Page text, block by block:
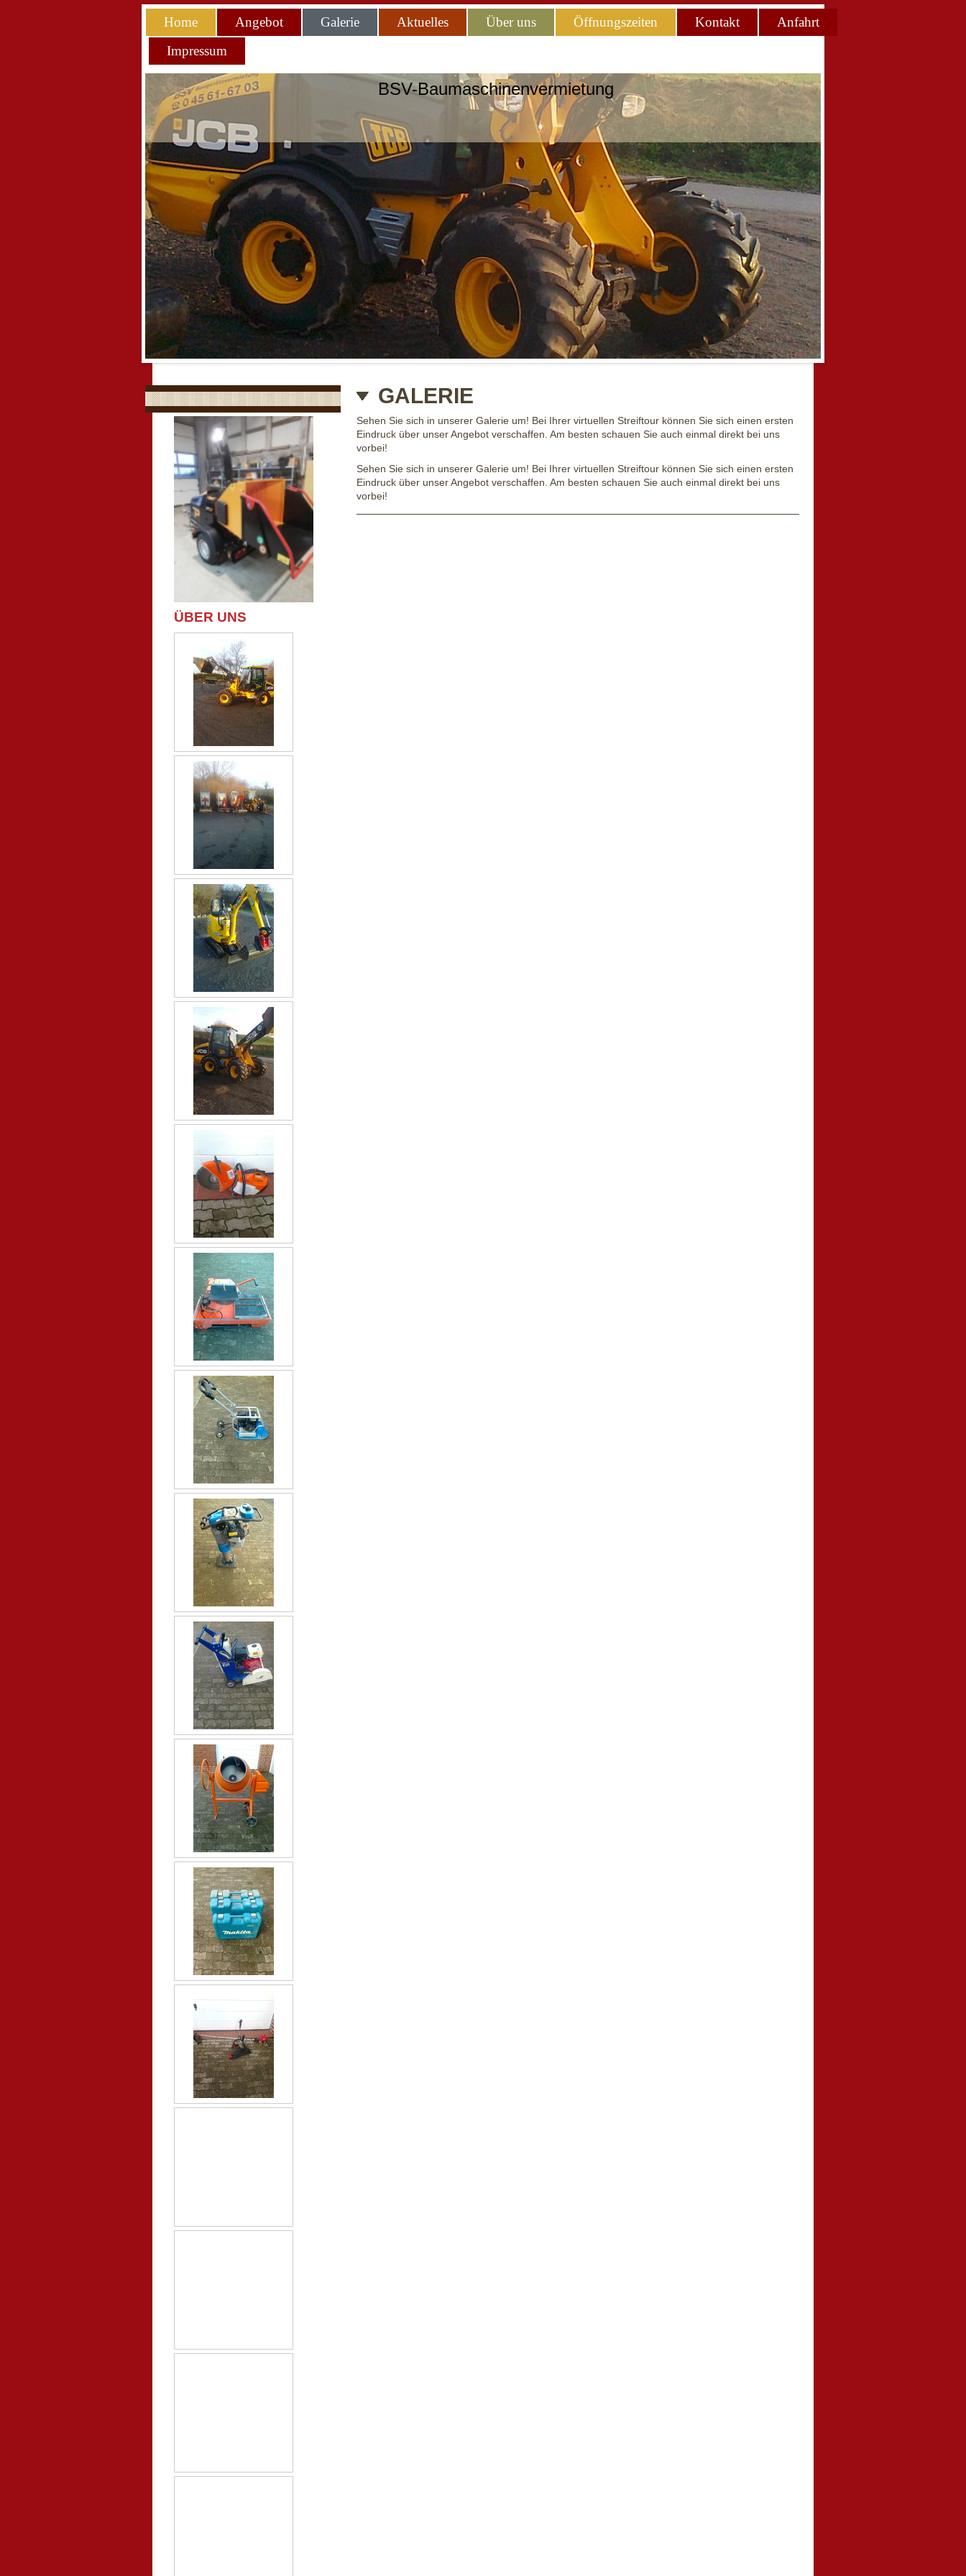
Home Angebot Galerie Aktuelles Über uns Öffnungszeiten Kontakt
Anfahrt
Impressum
BSV-Baumaschinenvermietung
ÜBER UNS
GALERIE
Sehen Sie sich in unserer Galerie um! Bei Ihrer virtuellen Streiftour können Sie sich einen ersten
Eindruck über unser Angebot verschaffen. Am besten schauen Sie auch einmal direkt bei uns
vorbei!
Sehen Sie sich in unserer Galerie um! Bei Ihrer virtuellen Streiftour können Sie sich einen ersten
Eindruck über unser Angebot verschaffen. Am besten schauen Sie auch einmal direkt bei uns
vorbei!